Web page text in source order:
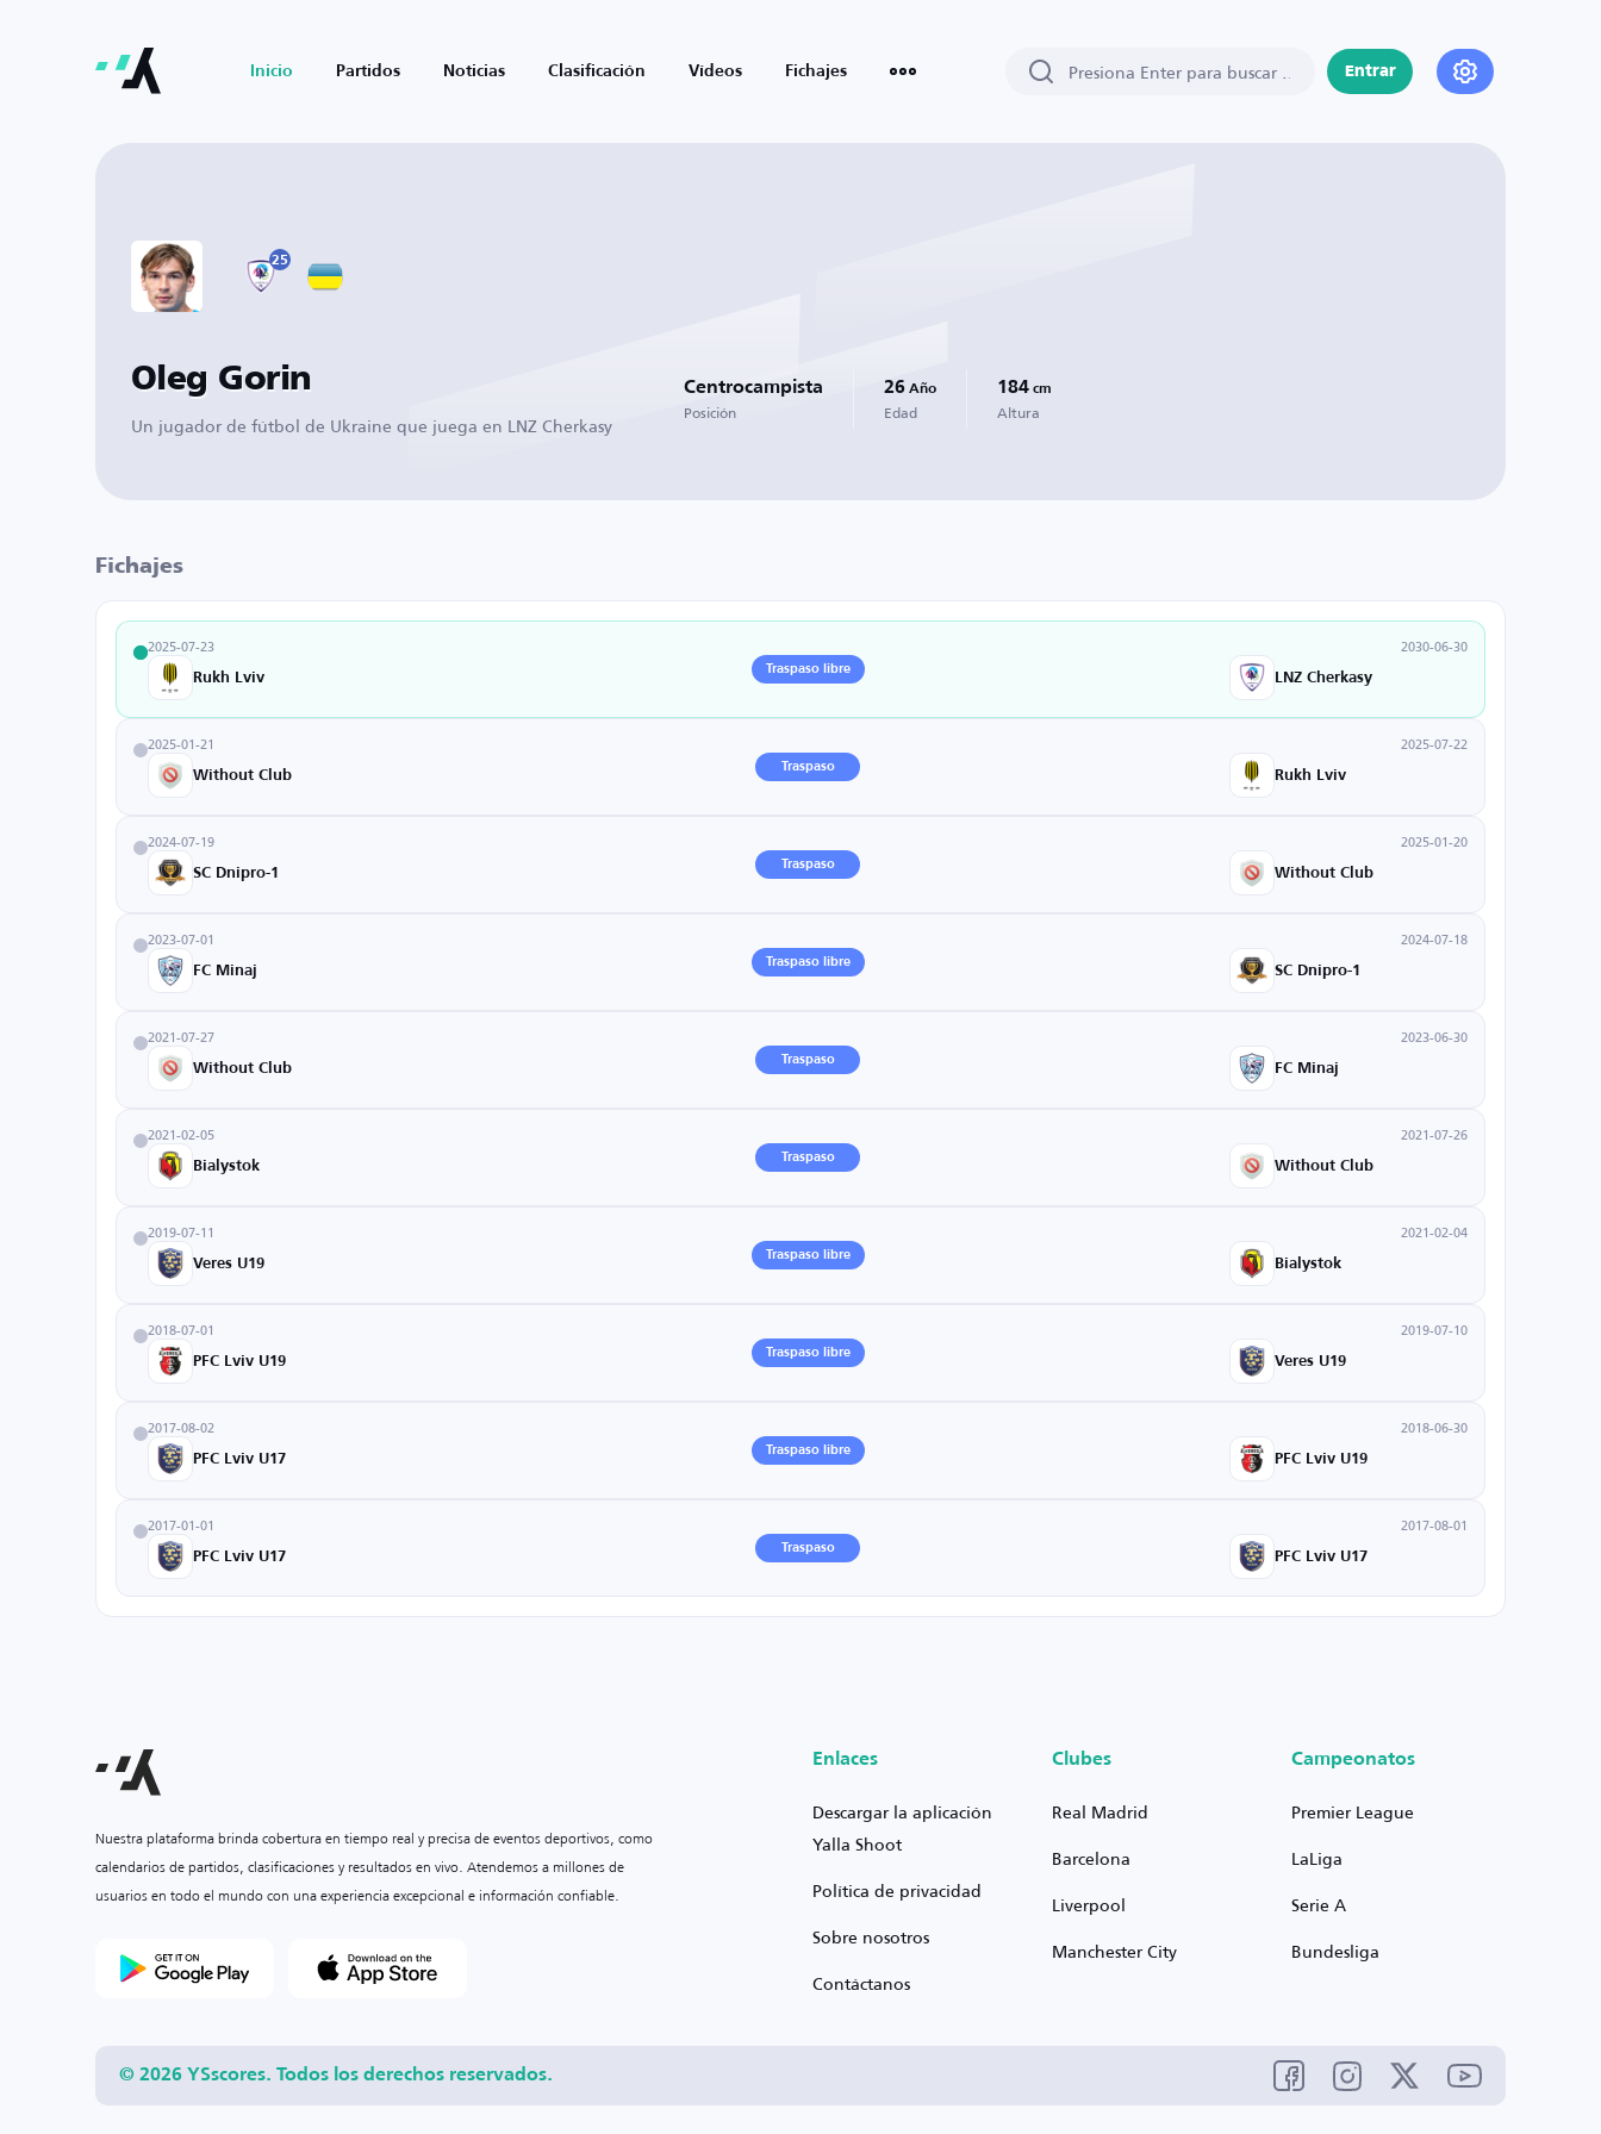
Inicio Partidos Noticias Clasificación Vídeos Fichajes Entrar
25
Oleg Gorin
Un jugador de fútbol de Ukraine que juega en LNZ Cherkasy
Centrocampista
Posición
26 Año
Edad
184 cm
Altura
Fichajes
2025-07-23
Rukh Lviv
Traspaso libre
2030-06-30
LNZ Cherkasy
2025-01-21
Without Club
Traspaso
2025-07-22
Rukh Lviv
2024-07-19
SC Dnipro-1
Traspaso
2025-01-20
Without Club
2023-07-01
FC Minaj
Traspaso libre
2024-07-18
SC Dnipro-1
2021-07-27
Without Club
Traspaso
2023-06-30
FC Minaj
2021-02-05
Bialystok
Traspaso
2021-07-26
Without Club
2019-07-11
Veres U19
Traspaso libre
2021-02-04
Bialystok
2018-07-01
PFC Lviv U19
Traspaso libre
2019-07-10
Veres U19
2017-08-02
PFC Lviv U17
Traspaso libre
2018-06-30
PFC Lviv U19
2017-01-01
PFC Lviv U17
Traspaso
2017-08-01
PFC Lviv U17
Nuestra plataforma brinda cobertura en tiempo real y precisa de eventos deportivos, como
calendarios de partidos, clasificaciones y resultados en vivo. Atendemos a millones de
usuarios en todo el mundo con una experiencia excepcional e información confiable.
Enlaces
Descargar la aplicación
Yalla Shoot
Política de privacidad
Sobre nosotros
Contáctanos
Clubes
Real Madrid
Barcelona
Liverpool
Manchester City
Campeonatos
Premier League
LaLiga
Serie A
Bundesliga
© 2026 YSscores. Todos los derechos reservados.